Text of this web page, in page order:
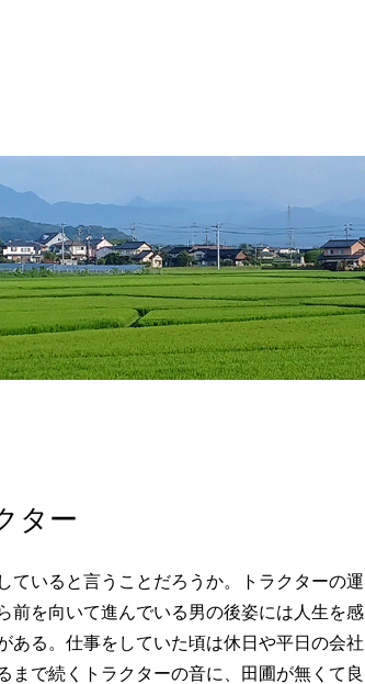
ター
ていると言うことだろうか。トラクターの運
前を向いて進んでいる男の後姿には人生を感
ある。仕事をしていた頃は休日や平日の会社
まで続くトラクターの音に、田圃が無くて良